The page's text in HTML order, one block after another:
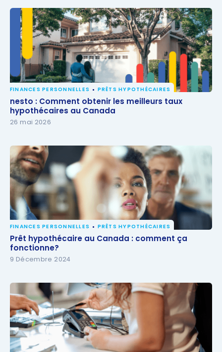
nesto : Comment obtenir les meilleurs taux
hypothécaires au Canada
FINANCES PERSONNELLES PRÊTS HYPOTHÉCAIRES
nesto : Comment obtenir les meilleurs taux
hypothécaires au Canada
26 mai 2026
Prêt hypothécaire au Canada : comment ça
fonctionne?
FINANCES PERSONNELLES PRÊTS HYPOTHÉCAIRES
Prêt hypothécaire au Canada : comment ça
fonctionne?
9 Décembre 2024